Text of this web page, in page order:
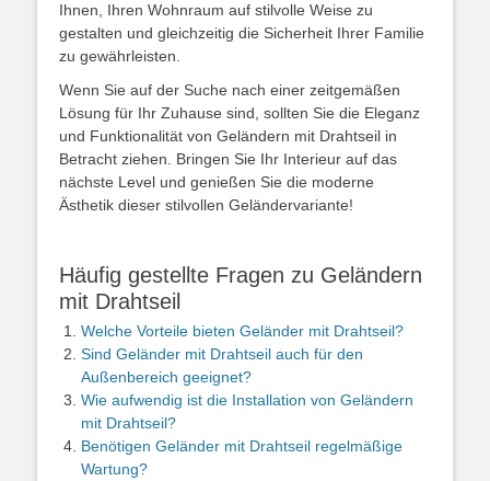
Ihnen, Ihren Wohnraum auf stilvolle Weise zu
gestalten und gleichzeitig die Sicherheit Ihrer Familie
zu gewährleisten.
Wenn Sie auf der Suche nach einer zeitgemäßen
Lösung für Ihr Zuhause sind, sollten Sie die Eleganz
und Funktionalität von Geländern mit Drahtseil in
Betracht ziehen. Bringen Sie Ihr Interieur auf das
nächste Level und genießen Sie die moderne
Ästhetik dieser stilvollen Geländervariante!
Häufig gestellte Fragen zu Geländern
mit Drahtseil
Welche Vorteile bieten Geländer mit Drahtseil?
Sind Geländer mit Drahtseil auch für den
Außenbereich geeignet?
Wie aufwendig ist die Installation von Geländern
mit Drahtseil?
Benötigen Geländer mit Drahtseil regelmäßige
Wartung?